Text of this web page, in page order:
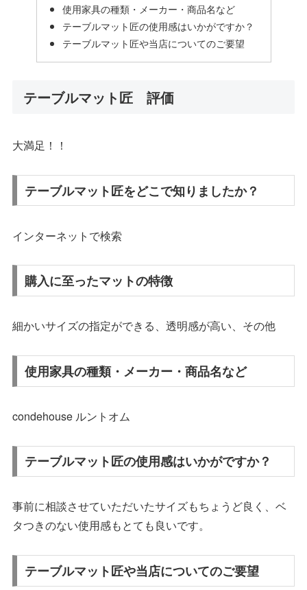
使用家具の種類・メーカー・商品名など
テーブルマット匠の使用感はいかがですか？
テーブルマット匠や当店についてのご要望
テーブルマット匠 評価
大満足！！
テーブルマット匠をどこで知りましたか？
インターネットで検索
購入に至ったマットの特徴
細かいサイズの指定ができる、透明感が高い、その他
使用家具の種類・メーカー・商品名など
condehouse ルントオム
テーブルマット匠の使用感はいかがですか？
事前に相談させていただいたサイズもちょうど良く、ベ
タつきのない使用感もとても良いです。
テーブルマット匠や当店についてのご要望